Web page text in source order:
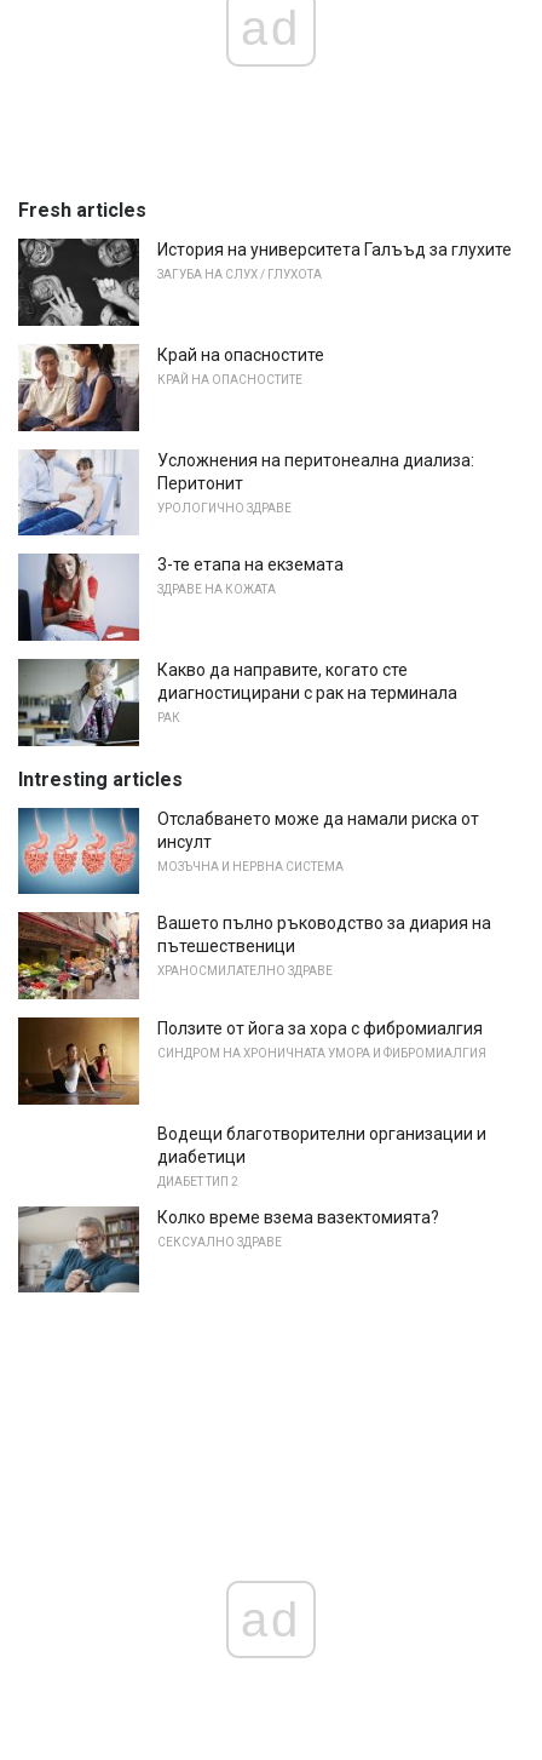
ad
Fresh articles
История на университета Галъъд за глухите
ЗАГУБА НА СЛУХ / ГЛУХОТА
Край на опасностите
КРАЙ НА ОПАСНОСТИТЕ
Усложнения на перитонеална диализа:
Перитонит
УРОЛОГИЧНО ЗДРАВЕ
3-те етапа на екземата
ЗДРАВЕ НА КОЖАТА
Какво да направите, когато сте
диагностицирани с рак на терминала
РАК
Intresting articles
Отслабването може да намали риска от
инсулт
МОЗЪЧНА И НЕРВНА СИСТЕМА
Вашето пълно ръководство за диария на
пътешественици
ХРАНОСМИЛАТЕЛНО ЗДРАВЕ
Ползите от йога за хора с фибромиалгия
СИНДРОМ НА ХРОНИЧНАТА УМОРА И ФИБРОМИАЛГИЯ
Водещи благотворителни организации и
диабетици
ДИАБЕТ ТИП 2
Колко време взема вазектомията?
СЕКСУАЛНО ЗДРАВЕ
ad